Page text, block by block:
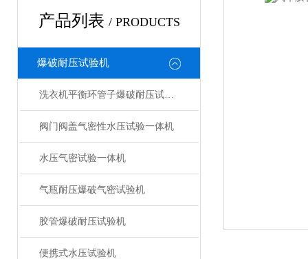
产品列表 / PRODUCTS
爆破耐压试验机
洗衣机平衡环管子爆破耐压试验机
阀门阀盖气密性水压试验一体机
水压气密试验一体机
气瓶耐压爆破气密试验机
胶管爆破耐压试验机
便携式水压试验机